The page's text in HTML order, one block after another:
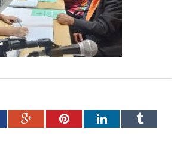
Google+PinterestLinkedInTumblr